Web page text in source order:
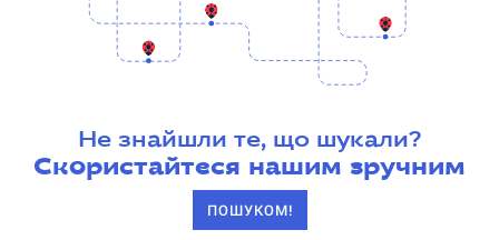
Не знайшли те, що шукали?
Скористайтеся нашим зручним
ПОШУКОМ!